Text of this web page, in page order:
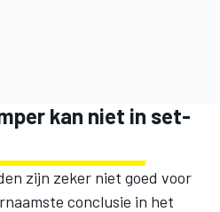
kan niet in set-
zijn zeker niet goed voor
conclusie in het